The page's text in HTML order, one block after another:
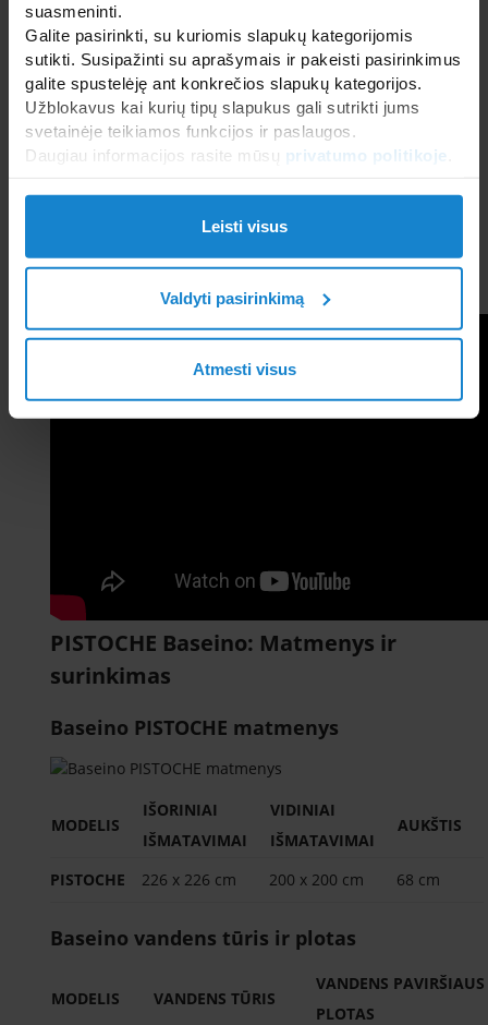
suasmeninti.
Galite pasirinkti, su kuriomis slapukų kategorijomis
sutikti. Susipažinti su aprašymais ir pakeisti pasirinkimus
galite spustelėję ant konkrečios slapukų kategorijos.
Užblokavus kai kurių tipų slapukus gali sutrikti jums
svetainėje teikiamos funkcijos ir paslaugos.
Daugiau informacijos rasite mūsų privatumo politikoje
Leisti visus
Valdyti pasirinkimą
Atmesti visus
baseiną ir neleidžia į jį patekti pasibaigus
maudynėms. O kadangi atsargumo nebūna per
daug, šis dangtis gali atlaikyti bet kurio ant jo
užlipusio nuotykių ieškotojo svorį**.
Jis apsaugo baseiną nuo garavimo ir naktinio
atvėsimo, taip pat nuo žiedadulkių, dulkių ir lapų.
Vanduo išlieka nepaliestas, švarus ir visada
** Ne daugiau kaip 20 kg.
PISTOCHE Baseino: Matmenys ir
surinkimas
Baseino PISTOCHE matmenys
MODELIS
IŠORINIAI
IŠMATAVIMAI
VIDINIAI
IŠMATAVIMAI
AUKŠTIS
PISTOCHE 226 x 226 cm 200 x 200 cm 68 cm
Baseino vandens tūris ir plotas
MODELIS VANDENS TŪRIS
VANDENS PAVIRŠIAUS
PLOTAS